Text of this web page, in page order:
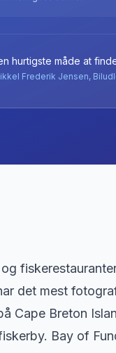
hurtigste måde at
Frederik Jensen,
det mest
Cape Breton
Bay of